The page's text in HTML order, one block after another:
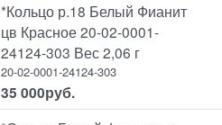
*Кольцо р.18 Белый Фианит
цв Красное 20-02-0001-
24124-303 Вес 2,06 г
20-02-0001-24124-303
35 000руб.